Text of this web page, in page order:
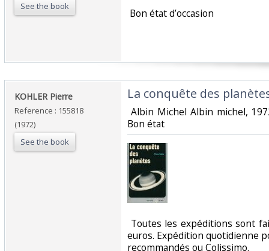
See the book
‎ Bon état d’occasion ‎
‎KOHLER Pierre‎
Reference : 155818
(1972)
See the book
‎La conquête des
Albin Michel Albin michel,
Bon état‎
Toutes les expéditions sont
euros. Expédition quotidienne
recommandés ou Colissimo. ‎